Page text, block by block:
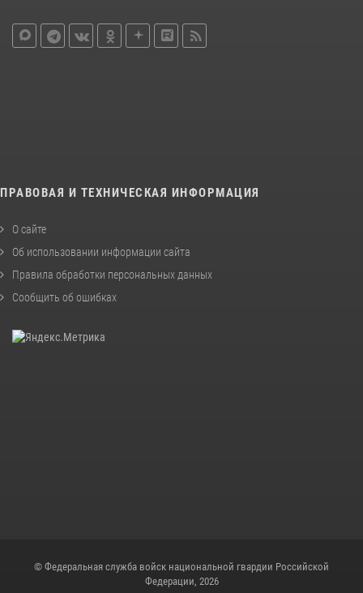
ПРАВОВАЯ И ТЕХНИЧЕСКАЯ ИНФОРМАЦИЯ
О сайте
Об использовании информации сайта
Правила обработки персональных данных
Сообщить об ошибках
© Федеральная служба войск национальной гвардии Российской
Федерации, 2026